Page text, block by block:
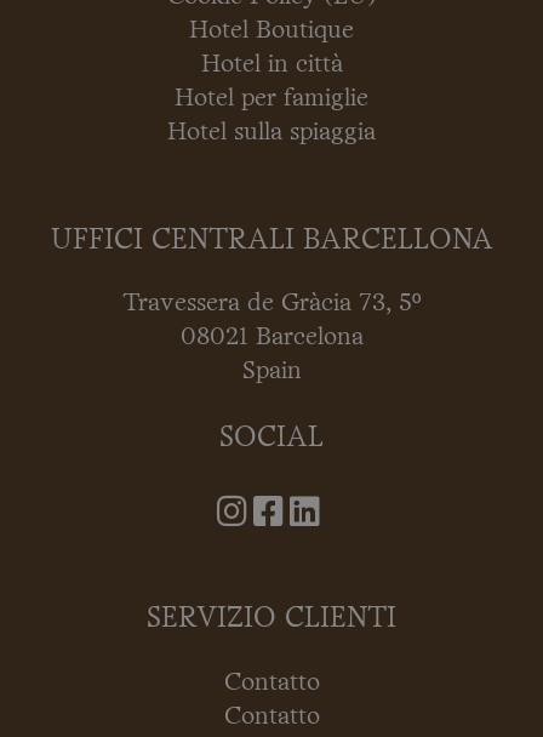
Hotel Boutique
Hotel in città
Hotel per famiglie
Hotel sulla spiaggia
UFFICI CENTRALI BARCELLONA
Travessera de Gràcia 73, 5º
08021 Barcelona
Spain
SOCIAL
SERVIZIO CLIENTI
Contatto
Contatto